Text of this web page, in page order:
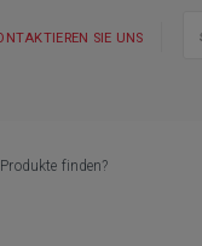
SIE UNS
finden?